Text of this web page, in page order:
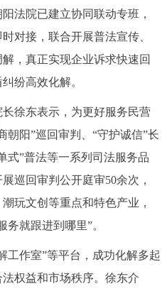
院已建立协同联动专班，
对接，联合开展普法宣传、
，真正实现企业诉求快速回
纷高效化解。
徐东表示，为更好服务民营
朝阳”巡回审判、“守护诚信”长
式”普法等一系列司法服务品
巡回审判公开庭审50余次，
玩文创等重点和特色产业，
务就跟进到哪里”。
作室”等平台，成功化解多起
权益和市场秩序。徐东介